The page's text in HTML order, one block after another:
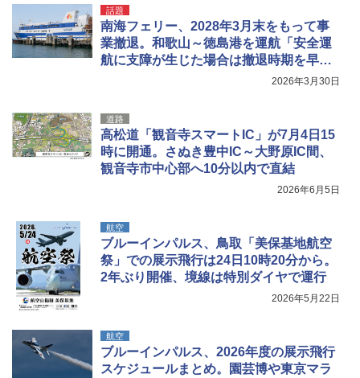
話題
南海フェリー、2028年3月末をもって事
業撤退。和歌山～徳島港を運航「安全運
航に支障が生じた場合は撤退時期を早め
2026年3月30日
道路
高松道「観音寺スマートIC」が7月4日15
時に開通。さぬき豊中IC～大野原IC間、
観音寺市中心部へ10分以内で直結
2026年6月5日
航空
ブルーインパルス、鳥取「美保基地航空
祭」での展示飛行は24日10時20分から。
2年ぶり開催、境線は特別ダイヤで運行
2026年5月22日
航空
ブルーインパルス、2026年度の展示飛行
スケジュールまとめ。園芸博や東京マラ